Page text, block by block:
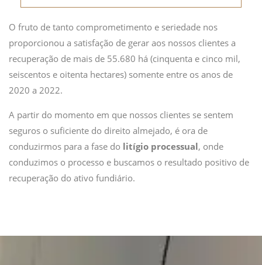
O fruto de tanto comprometimento e seriedade nos
proporcionou a satisfação de gerar aos nossos clientes a
recuperação de mais de 55.680 há (cinquenta e cinco mil,
seiscentos e oitenta hectares) somente entre os anos de
2020 a 2022.
A partir do momento em que nossos clientes se sentem
seguros o suficiente do direito almejado, é ora de
conduzirmos para a fase do litígio processual, onde
conduzimos o processo e buscamos o resultado positivo de
recuperação do ativo fundiário.